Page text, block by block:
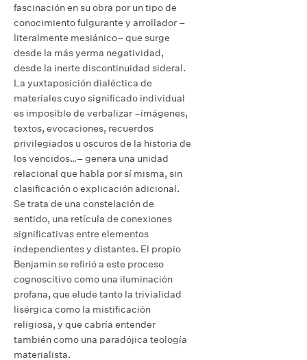
fascinación en su obra por un tipo de
conocimiento fulgurante y arrollador –
literalmente mesiánico– que surge
desde la más yerma negatividad,
desde la inerte discontinuidad sideral.
La yuxtaposición dialéctica de
materiales cuyo significado individual
es imposible de verbalizar –imágenes,
textos, evocaciones, recuerdos
privilegiados u oscuros de la historia de
los vencidos…– genera una unidad
relacional que habla por sí misma, sin
clasificación o explicación adicional.
Se trata de una constelación de
sentido, una retícula de conexiones
significativas entre elementos
independientes y distantes. El propio
Benjamin se refirió a este proceso
cognoscitivo como una iluminación
profana, que elude tanto la trivialidad
lisérgica como la mistificación
religiosa, y que cabría entender
también como una paradójica teología
materialista.